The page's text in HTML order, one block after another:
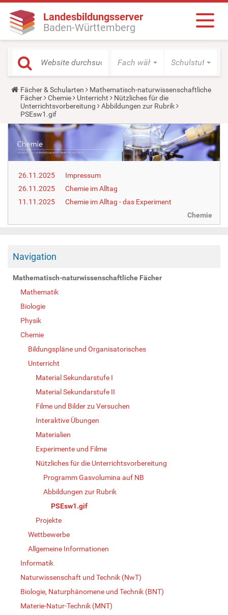
Landesbildungsserver
Baden-Württemberg
Fach wählen Schulstufe
Y
o
u
a
r
e
h
e
r
e
Fächer & Schularten
Mathematisch-naturwissenschaftliche
Fächer
Chemie Unterricht
Nützliches für die
Unterrichtsvorbereitung
Abbildungen zur Rubrik
PSEsw1.gif
26.11.2025
Impressum
26.11.2025
Chemie im Alltag
11.11.2025
Chemie im Alltag - das Experiment
Chemie
Navigation
Mathematisch-naturwissenschaftliche Fächer
Mathematik
Biologie
Physik
Chemie
Bildungspläne und Organisatorisches
Unterricht
Material Sekundarstufe I
Material Sekundarstufe II
Filme und Bilder zu Versuchen
Interaktive Übungen
Materialien
Experimente und Filme
Nützliches für die Unterrichtsvorbereitung
Programm Gasvolumina auf NB
Abbildungen zur Rubrik
PSEsw1.gif
Projekte
Wettbewerbe
Allgemeine Informationen
Informatik
Naturwissenschaft und Technik (NwT)
Biologie, Naturphänomene und Technik (BNT)
Materie-Natur-Technik (MNT)